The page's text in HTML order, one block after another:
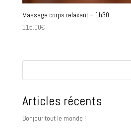
Massage corps relaxant – 1h30
115.00€
Articles récents
Bonjour tout le monde !